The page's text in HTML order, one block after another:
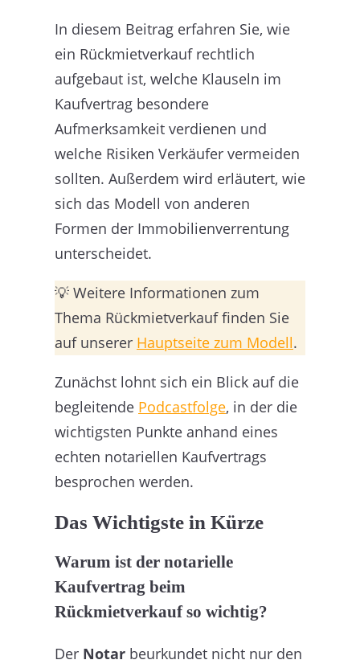
In diesem Beitrag erfahren Sie, wie
ein Rückmietverkauf rechtlich
aufgebaut ist, welche Klauseln im
Kaufvertrag besondere
Aufmerksamkeit verdienen und
welche Risiken Verkäufer vermeiden
sollten. Außerdem wird erläutert, wie
sich das Modell von anderen
Formen der Immobilienverrentung
unterscheidet.
💡 Weitere Informationen zum
Thema Rückmietverkauf finden Sie
auf unserer Hauptseite zum Modell.
Zunächst lohnt sich ein Blick auf die
begleitende Podcastfolge, in der die
wichtigsten Punkte anhand eines
echten notariellen Kaufvertrags
besprochen werden.
Das Wichtigste in Kürze
Warum ist der notarielle
Kaufvertrag beim
Rückmietverkauf so wichtig?
Der Notar beurkundet nicht nur den